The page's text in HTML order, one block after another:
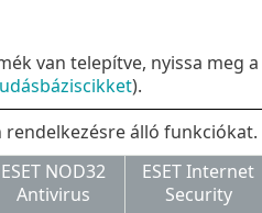
van telepítve, nyissa meg a
).
álló funkciókat.
ESET NOD32
Antivirus
ESET Internet
Security